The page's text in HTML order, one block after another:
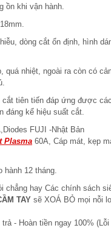
ồn khi vận hành.
dòng cắt ổn định, hình
quá nhiệt, ngoài ra còn có
cắt tiên tiến đáp ứng được
đáng kể hiệu suất cắt.
FUJI -Nhật Bản
Plasma 60A, Cáp mát, kẹp
hành 12 tháng.
chẳng hay Các chính sách
TAY sẽ XOÁ BỎ mọi nỗi
- Hoàn tiền ngay 100%